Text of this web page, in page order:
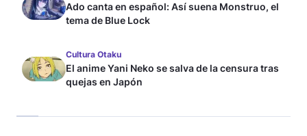
Ado canta en español: Así suena Monstruo, el
tema de Blue Lock
Cultura Otaku
El anime Yani Neko se salva de la censura tras
quejas en Japón